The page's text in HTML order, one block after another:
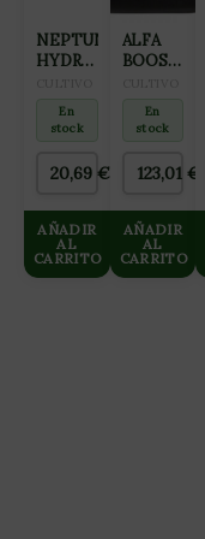
NEPTUNE
HYDROPONICS
CALOR
60W
En
stock
20,69 €
AÑADIR
AL
CARRITO
ALFA
BOOST
En
stock
123,01 €
AÑADIR
AL
CARRITO